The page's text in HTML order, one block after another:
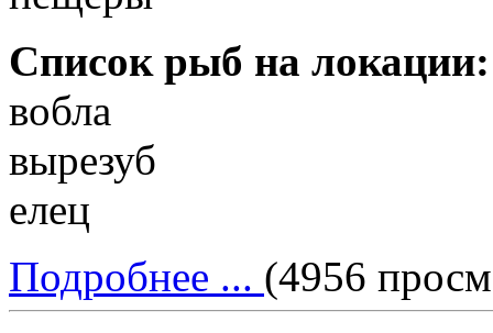
Список рыб на локации:
вобла
вырезуб
елец
Подробнее ... (4956